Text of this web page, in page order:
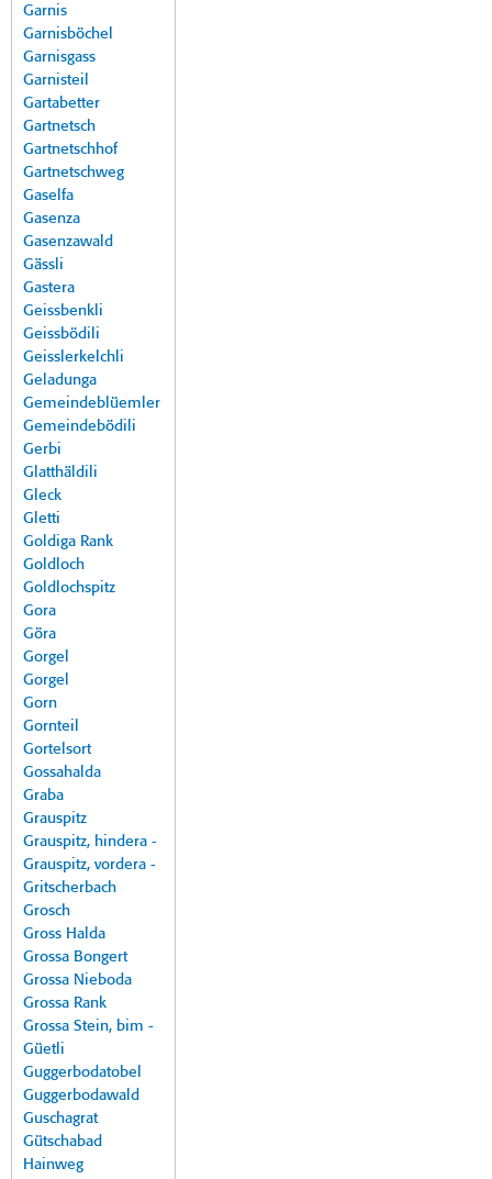
Garnis
Garnisböchel
Garnisgass
Garnisteil
Gartabetter
Gartnetsch
Gartnetschhof
Gartnetschweg
Gaselfa
Gasenza
Gasenzawald
Gässli
Gastera
Geissbenkli
Geissbödili
Geisslerkelchli
Geladunga
Gemeindeblüemler
Gemeindebödili
Gerbi
Glatthäldili
Gleck
Gletti
Goldiga Rank
Goldloch
Goldlochspitz
Gora
Göra
Gorgel
Gorgel
Gorn
Gornteil
Gortelsort
Gossahalda
Graba
Grauspitz
Grauspitz, hindera -
Grauspitz, vordera -
Gritscherbach
Grosch
Gross Halda
Grossa Bongert
Grossa Nieboda
Grossa Rank
Grossa Stein, bim -
Güetli
Guggerbodatobel
Guggerbodawald
Guschagrat
Gütschabad
Hainweg